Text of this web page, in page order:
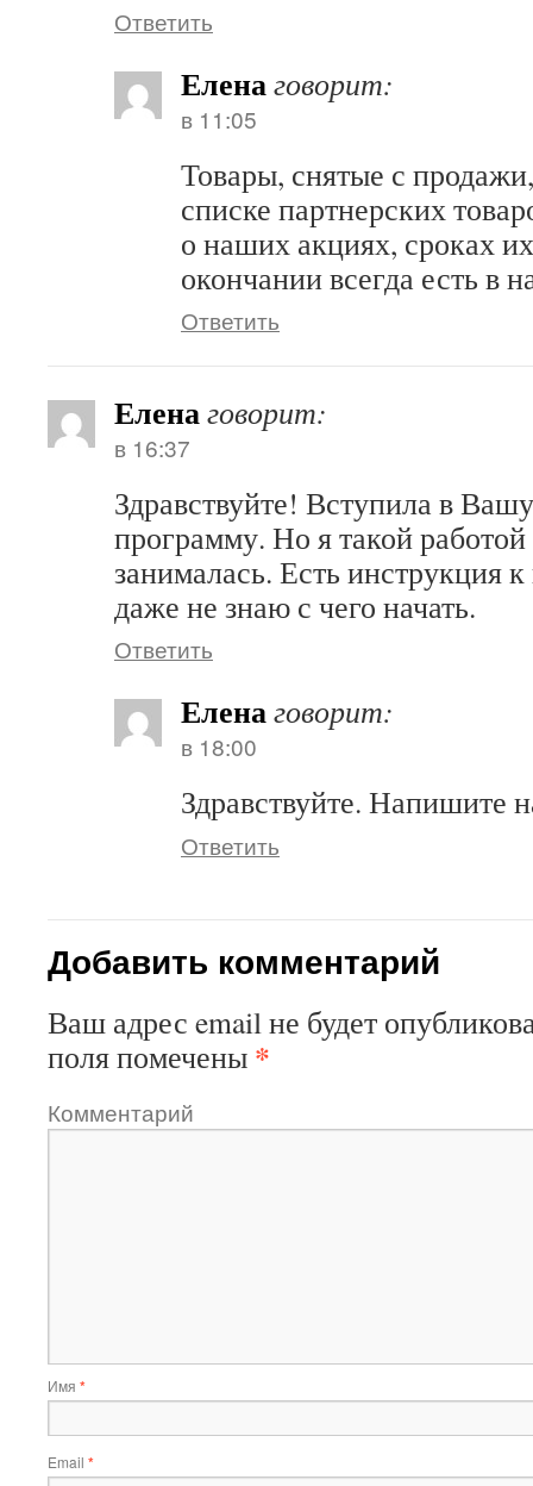
Ответить
Еленаговорит:
в 11:05
Товары, снятые с
списке партнерских
о наших акциях, сроках
окончании всегда есть в
Ответить
Еленаговорит:
в 16:37
Здравствуйте! Вступила в
программу. Но я такой
занималась. Есть инструкция
даже не знаю с чего начать.
Ответить
Еленаговорит:
в 18:00
Здравствуйте. Напишите
Ответить
Добавить комментарий
Ваш адрес email не будет
поля помечены *
Комментарий
Имя *
Email *